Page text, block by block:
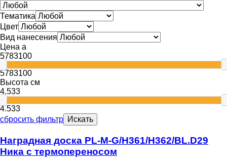
Тематика
Цвет
Вид нанесения
Цена a
5783100
5783100
Высота см
4.533
4.533
сбросить фильтр Искать
Наградная доска PL-M-G/H361/H362/BL.D29
Ника с термопереносом